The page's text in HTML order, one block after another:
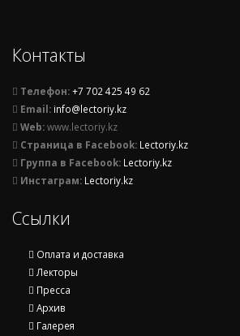
Контакты
Телефон:+7 702 425 49 62
Email: info@lectoriy.kz
Web:www.lectoriy.kz
Страница в Facebook: Lectoriy.kz
Группа в Facebook: Lectoriy.kz
Инстаграм: Lectoriy.kz
Ссылки
Оплата и доставка
Лекторы
Пресса
Архив
Галерея